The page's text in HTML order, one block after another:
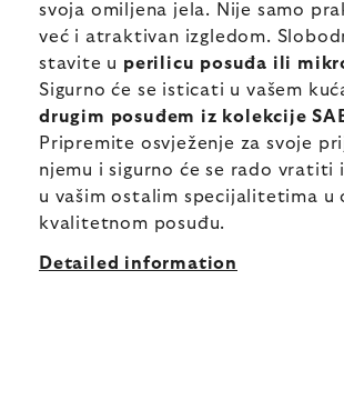
svoja omiljena jela. Nije samo
već i atraktivan izgledom.
stavite u perilicu posuđa ili
Sigurno će se isticati u vašem
drugim posuđem iz kolekcije
Pripremite osvježenje za svoje
njemu i sigurno će se rado vratiti
u vašim ostalim specijalitetima u
kvalitetnom posuđu.
Detailed information